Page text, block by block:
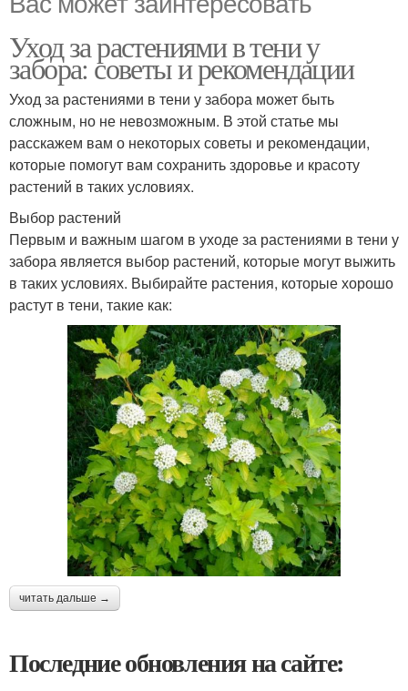
Уход за растениями в тени у
забора: советы и рекомендации
Уход за растениями в тени у забора может быть
сложным, но не невозможным. В этой статье мы
расскажем вам о некоторых советы и рекомендации,
которые помогут вам сохранить здоровье и красоту
растений в таких условиях.
Выбор растений
Первым и важным шагом в уходе за растениями в тени у
забора является выбор растений, которые могут выжить
в таких условиях. Выбирайте растения, которые хорошо
растут в тени, такие как:
читать дальше →
Последние обновления на сайте: